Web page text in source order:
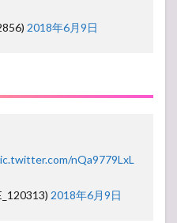
2018年6月9日
nQa9779LxL
2018年6月9日